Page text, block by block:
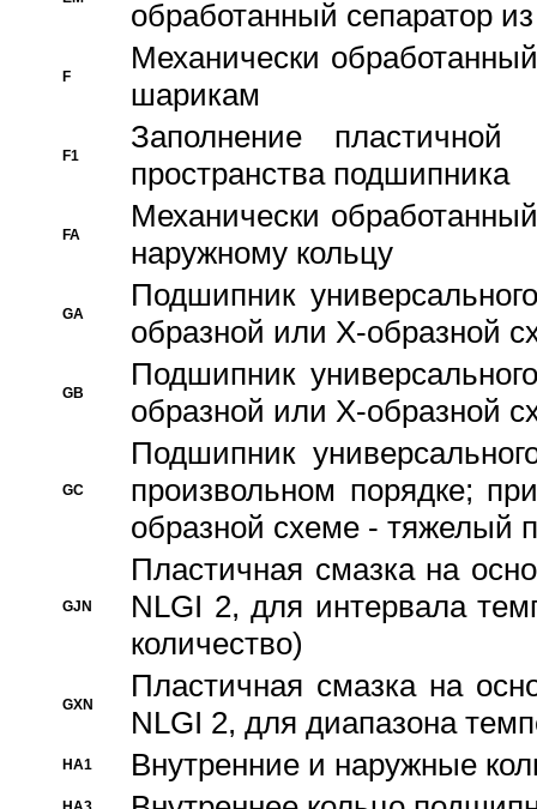
обработанный сепаратор
F
Механически
шарикам
F1
Заполнение
пространства подшипника
FA
Механически
наружному кольцу
GA
Подшипник
образной или Х-образной
GB
Подшипник
образной или Х-образной
GC
Подшипник
произвольном порядке;
образной схеме - тяжелый
GJN
Пластичная смазка на
NLGI 2, для интервала
количество)
GXN
Пластичная смазка на
NLGI 2, для диапазона
HA1 Внутренние и наружные